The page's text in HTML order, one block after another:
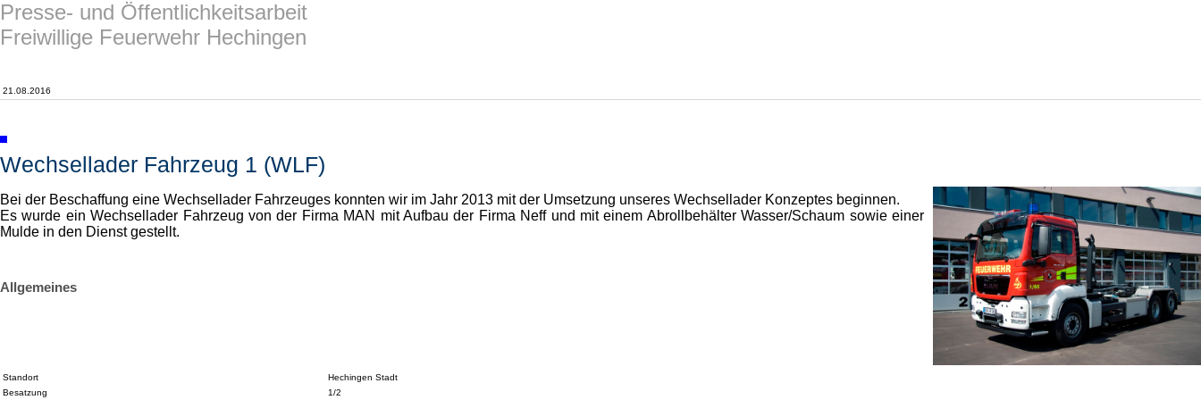
Presse- und Öffentlichkeitsarbeit
Freiwillige Feuerwehr Hechingen
21.08.2016
Wechsellader Fahrzeug 1 (WLF)
Bei der Beschaffung eine Wechsellader Fahrzeuges konnten wir im Jahr 2013 mit der Umsetzung unseres Wechsellader Konzeptes beginnen.
Es wurde ein Wechsellader Fahrzeug von der Firma MAN mit Aufbau der Firma Neff und mit einem Abrollbehälter Wasser/Schaum sowie einer
Mulde in den Dienst gestellt.
Allgemeines
Standort
Hechingen Stadt
Besatzung
1/2